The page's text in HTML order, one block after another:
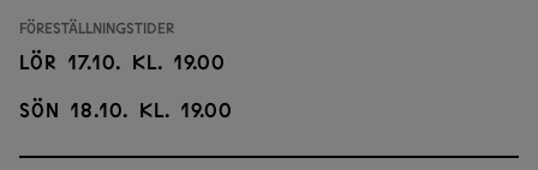
Föreställningstider
Lör 17.10. kl. 19.00
Sön 18.10. kl. 19.00